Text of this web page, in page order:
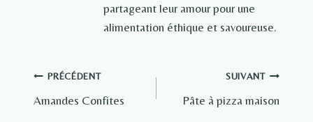
partageant leur amour pour une
alimentation éthique et savoureuse.
Navigation
de
PRÉCÉDENT
Amandes Confites
SUIVANT
Pâte à pizza maison